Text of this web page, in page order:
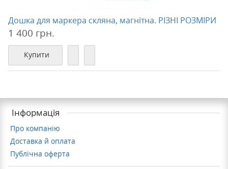
Дошка для маркера скляна, магнітна. РІЗНІ РОЗМІРИ
1 400 грн.
Купити
Інформація
Про компанію
Доставка й оплата
Публічна оферта